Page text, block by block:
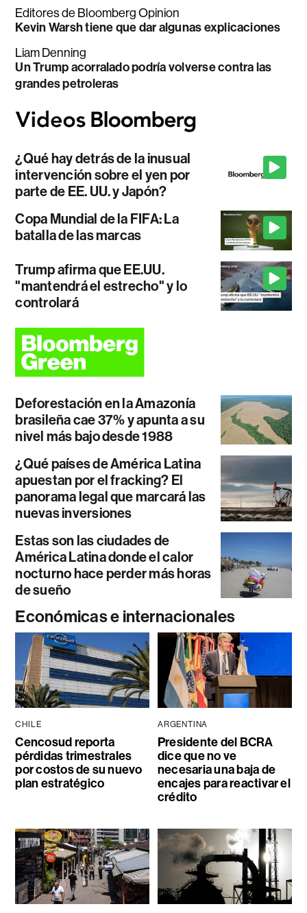
Editores de Bloomberg Opinion
Kevin Warsh tiene que dar algunas explicaciones
Liam Denning
Un Trump acorralado podría volverse contra las
grandes petroleras
¿Qué hay detrás de la inusual
intervención sobre el yen por
parte de EE. UU. y Japón?
Copa Mundial de la FIFA: La
batalla de las marcas
Trump afirma que EE.UU.
"mantendrá el estrecho" y lo
controlará
Deforestación en la Amazonía
brasileña cae 37% y apunta a su
nivel más bajo desde 1988
¿Qué países de América Latina
apuestan por el fracking? El
panorama legal que marcará las
nuevas inversiones
Estas son las ciudades de
América Latina donde el calor
nocturno hace perder más horas
de sueño
Económicas e internacionales
CHILE
Cencosud reporta
pérdidas trimestrales
por costos de su nuevo
plan estratégico
ARGENTINA
Presidente del BCRA
dice que no ve
necesaria una baja de
encajes para reactivar el
crédito